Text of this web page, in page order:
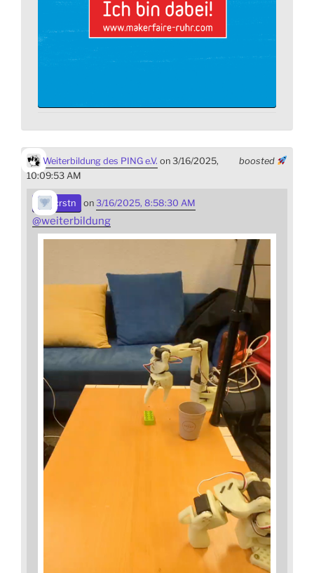
boosted
Weiterbildung des PING e.V. on 3/16/2025,
10:09:53 AM
crstn on 3/16/2025, 8:58:30 AM
@weiterbildung